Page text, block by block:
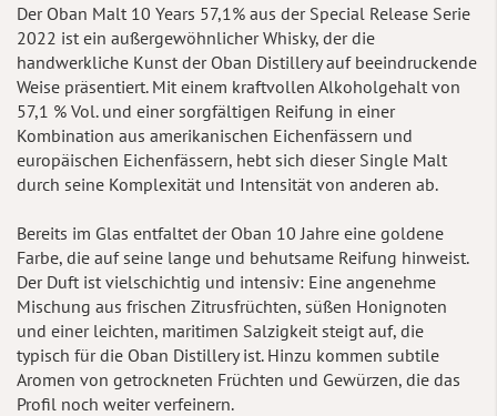
Der Oban Malt 10 Years 57,1% aus der Special Release Serie
2022 ist ein außergewöhnlicher Whisky, der die
handwerkliche Kunst der Oban Distillery auf beeindruckende
Weise präsentiert. Mit einem kraftvollen Alkoholgehalt von
57,1 % Vol. und einer sorgfältigen Reifung in einer
Kombination aus amerikanischen Eichenfässern und
europäischen Eichenfässern, hebt sich dieser Single Malt
durch seine Komplexität und Intensität von anderen ab.
Bereits im Glas entfaltet der Oban 10 Jahre eine goldene
Farbe, die auf seine lange und behutsame Reifung hinweist.
Der Duft ist vielschichtig und intensiv: Eine angenehme
Mischung aus frischen Zitrusfrüchten, süßen Honignoten
und einer leichten, maritimen Salzigkeit steigt auf, die
typisch für die Oban Distillery ist. Hinzu kommen subtile
Aromen von getrockneten Früchten und Gewürzen, die das
Profil noch weiter verfeinern.